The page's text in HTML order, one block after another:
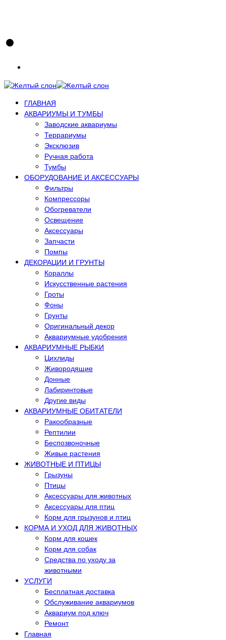
ГЛАВНАЯ
АКВАРИУМЫ И ТУМБЫ
Заводские аквариумы
Террариумы
Эксклюзив
Ручная работа
Тумбы
ОБОРУДОВАНИЕ И АКСЕССУАРЫ
Фильтры
Компрессоры
Обогреватели
Освещение
Аксессуары
Запчасти
Помпы
ДЕКОРАЦИИ И ГРУНТЫ
Кораллы
Искусственные растения
Гроты
Фоны
Грунты
Оригинальный декор
Аквариумные удобрения
АКВАРИУМНЫЕ РЫБКИ
Цихлиды
Живородящие
Донные
Лабиринтовые
Другие виды
АКВАРИУМНЫЕ ОБИТАТЕЛИ
Ракообразные
Рептилии
Беспозвоночные
Живые растения
ЖИВОТНЫЕ И ПТИЦЫ
Грызуны
Птицы
Аксессуары для животных
Аксессуары для птиц
Корм для грызунов и птиц
КОРМА И УХОД ДЛЯ ЖИВОТНЫХ
Корм для кошек
Корм для собак
Средства по уходу за
животными
УСЛУГИ
Бесплатная доставка
Обслуживание аквариумов
Аквариум под ключ
Ремонт
Главная